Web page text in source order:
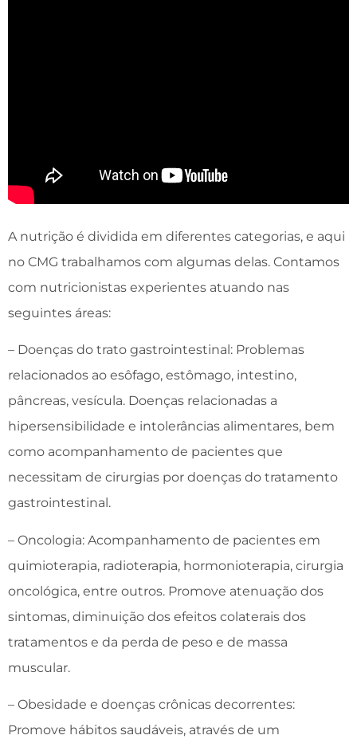
A nutrição é dividida em diferentes categorias, e aqui
no CMG trabalhamos com algumas delas. Contamos
com nutricionistas experientes atuando nas
seguintes áreas:
– Doenças do trato gastrointestinal: Problemas
relacionados ao esôfago, estômago, intestino,
pâncreas, vesícula. Doenças relacionadas a
hipersensibilidade e intolerâncias alimentares, bem
como acompanhamento de pacientes que
necessitam de cirurgias por doenças do tratamento
gastrointestinal.
– Oncologia: Acompanhamento de pacientes em
quimioterapia, radioterapia, hormonioterapia, cirurgia
oncológica, entre outros. Promove atenuação dos
sintomas, diminuição dos efeitos colaterais dos
tratamentos e da perda de peso e de massa
muscular.
– Obesidade e doenças crônicas decorrentes:
Promove hábitos saudáveis, através de um